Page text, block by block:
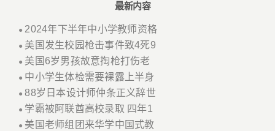
最新内容
● 2024年下半年中小学教师资格
● 美国发生校园枪击事件致4死9
● 美国6岁男孩故意掏枪打伤老
● 中小学生体检需要裸露上半身
●88岁日本设计师仲条正义辞世
● 学霸被阿联酋高校录取 四年1
● 美国老师组团来华学中国式教